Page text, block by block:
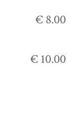
€ 8.00
€ 10.00